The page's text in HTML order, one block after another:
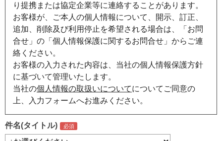
り提携または協定企業等に連絡することがあります。
お客様が、ご本人の個人情報について、開示、訂正、
追加、削除及び利用停止を希望される場合は、「お問
合せ」の「個人情報保護に関するお問合せ」からご連
絡ください。
お客様の入力された内容は、当社の個人情報保護方針
に基づいて管理いたします。
当社の個人情報の取扱いについてについてご同意の
上、入力フォームへお進みください。
件名(タイトル)